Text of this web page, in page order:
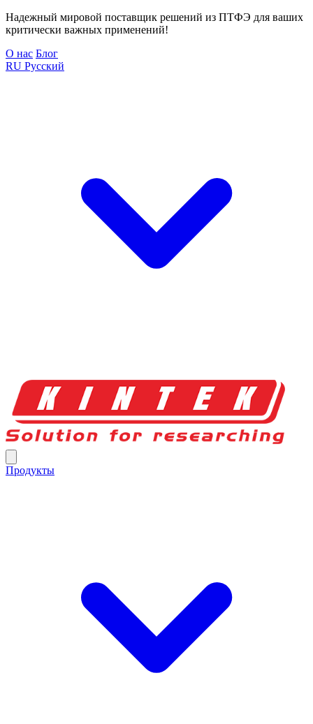
Надежный мировой поставщик решений из ПТФЭ для ваших
критически важных применений!
О нас Блог
RU Русский
Продукты